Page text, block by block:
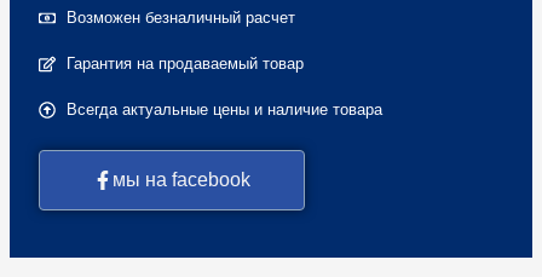
Возможен безналичный расчет
Гарантия на продаваемый товар
Всегда актуальные цены и наличие товара
мы на facebook